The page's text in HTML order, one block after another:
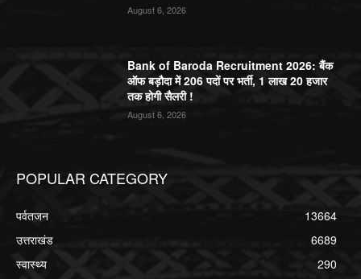
August 6, 2026
Bank of Baroda Recruitment 2026: बैंक
ऑफ बड़ौदा में 206 पदों पर भर्ती, 1 लाख 20 हजार
तक होगी सैलरी !
August 6, 2026
POPULAR CATEGORY
पर्वतजन
13664
उत्तराखंड
6689
स्वास्थ्य
290